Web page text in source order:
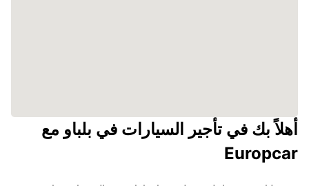
أهلاً بك في تأجير السيارات في بلباو مع
Europcar